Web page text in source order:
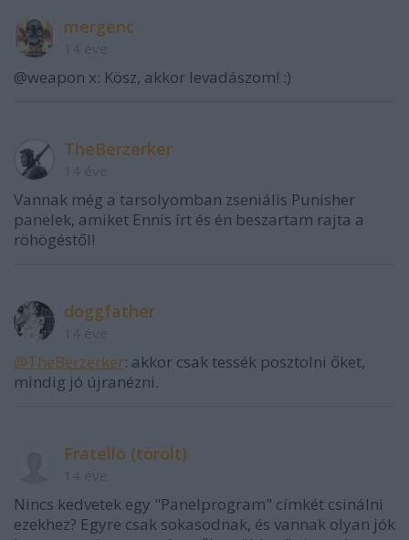
mergenc
@weapon x: Kösz, akkor levadászom! :)
TheBerzerker
Vannak még a tarsolyomban zseniális Punisher
panelek, amiket Ennis írt és én beszartam rajta a
röhögéstől!
doggfather
@TheBerzerker: akkor csak tessék posztolni őket,
mindig jó újranézni.
Fratello (törölt)
Nincs kedvetek egy "Panelprogram" címkét csinálni
ezekhez? Egyre csak sokasodnak, és vannak olyan jók